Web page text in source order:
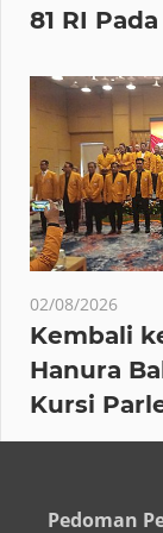
81 RI
02/08/2026
Kembali
Hanura
Kursi
Pedoman